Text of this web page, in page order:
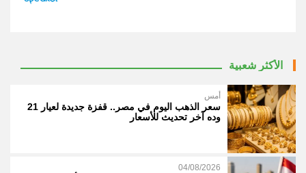
الأكثر شعبية
أمس
سعر الذهب اليوم في مصر.. قفزة جديدة لعيار 21
وده آخر تحديث للأسعار
04/08/2026